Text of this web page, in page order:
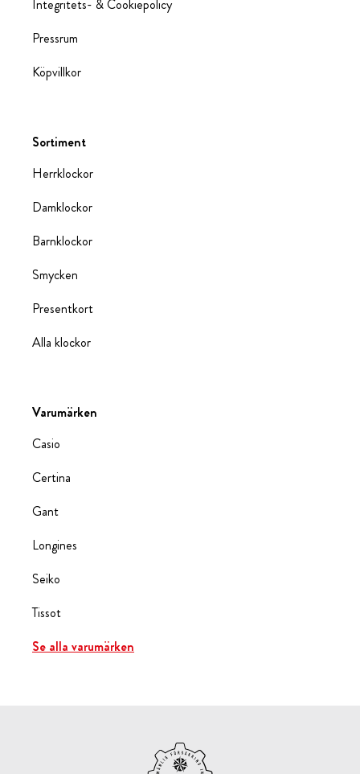
Integritets- & Cookiepolicy
Pressrum
Köpvillkor
Sortiment
Herrklockor
Damklockor
Barnklockor
Smycken
Presentkort
Alla klockor
Varumärken
Casio
Certina
Gant
Longines
Seiko
Tissot
Se alla varumärken